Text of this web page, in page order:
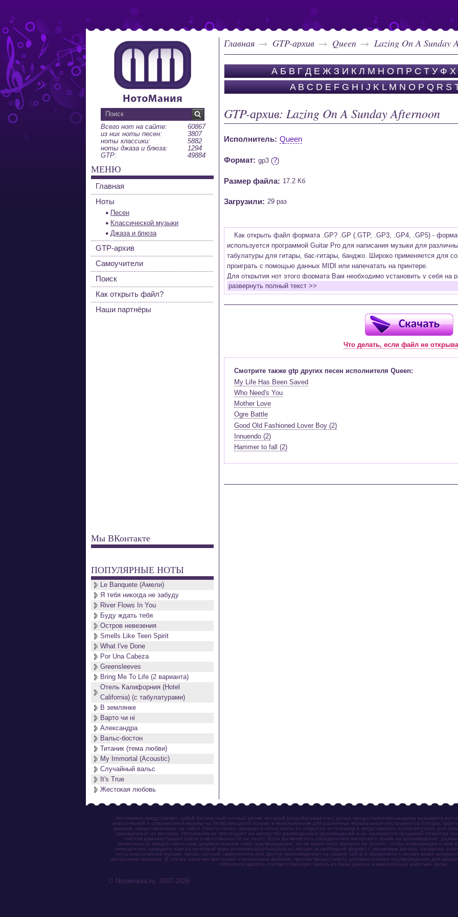
Главная GTP-архив Queen Lazing On A Sunday
А Б В Г Д Е Ж З И К Л М Н О П Р С Т У Ф Х
A B C D E F G H I J K L M N O P Q R S
GTP-архив: Lazing On A Sunday Afternoon
Исполнитель: Queen
Формат: gp3 (?)
Размер файла: 17.2 Кб
Загрузили: 29 раз
Как открыть файл формата .GP? .GP (.GTP, .GP3, .GP4, .GP5) -
используется программой Guitar Pro для написания музыки для
табулатуры для гитары, бас-гитары, банджо. Широко применяется для
проиграть с помощью данных MIDI или напечатать на принтере.
Для открытия нот этого формата Вам необходимо установить у себя на
(желательно, последней версии). Скачать её можно с официального
бесплатную версию на руском языке (Найти).
Запись музыкальных произведений для гитары, бас-гитары, банджо и
в виде табулатур или нотной графики (при создании табулатуры
Создание произведений для духовых, струнных, клавишных и других
Создание партий для барабанов и перкуссии;
Интеграция текста песен в ноты и привязка его к нотам дорожек с
Встроенный определитель и визуализатор аккордов для гитары;
Экспортирование музыкальных партитур в MIDI, ASCII, MusicXML, WAV,
к печати;
Импортирование из MIDI, ASCII,MusicXML, Power Tab (.ptb), TablEdit (.tef)
Виртуальный гитарный гриф, клавиатура фортепиано и панель ударных
ноты, проигрываемые в текущий момент. Удобное создание и
инструмента с их помощью;
развернуть полный текст >>
Что делать, если файл не
Смотрите также gtp других песен исполнителя Queen:
My Life Has Been Saved
Who Need's You
Mother Love
Ogre Battle
Good Old Fashioned Lover Boy (2)
Innuendo (2)
Hammer to fall (2)
Всего нот на сайте:
60867
из них ноты песен:
3807
ноты классики:
5882
ноты джаза и блюза:
1294
GTP:
49884
МЕНЮ
Главная
Ноты
Песен
Классической музыки
Джаза и блюза
GTP-архив
Самоучители
Поиск
Как открыть файл?
Наши партнёры
Мы ВКонтакте
ПОПУЛЯРНЫЕ НОТЫ
Le Banquete (Амели)
Я тебя никогда не забуду
River Flows In You
Буду ждать тебя
Остров невезения
Smells Like Teen Spirit
What I've Done
Por Una Cabeza
Greensleeves
Bring Me To Life (2 варианта)
Отель Калифорния (Hotel
California) (с табулатурами)
В землянке
Варто чи нi
Александра
Вальс-бостон
Титаник (тема любви)
My Immortal (Acoustic)
Случайный вальс
It's True
Жестокая любовь
Нотомания представляет собой бесплатный нотный архив, который разрабатывается с целью предоставления каждому музыканту нот
классической и современной музыки на безвозмездной основе в переложениях для различных музыкальных инструментов (гитары,
данные, представленные на сайте (тексты песен, аккорды и ноты) взяты из открытых источников и представлены исключительно для
принадлежат их авторам. Нотомания не претендует на авторство размещаемых произведений и не занимается продажей объектов
текстов администрация сайта ответственности не несет. Если вы являетесь обладателем авторского права на произведение,
возможность предоставить нам документальное тому подтверждение, но по какой-либо причине не хотите, чтобы информация о нём
немедленно напишите нам на почтовый ящик (notomania[собака]mail.ru) письмо (в свободной форме) с указанием автора, названия,
ноты классической музыки, песен, нотный самоучитель или другое произведение) на нашем сайте и прикрепите к письму копии
авторскими правами. В случае наличия претензии к нескольким файлам, просим предоставить документальное подтверждение для
обязуется удалить соответствующую запись из базы данных в максимально короткие сроки.
© Notomania.ru, 2007-2026